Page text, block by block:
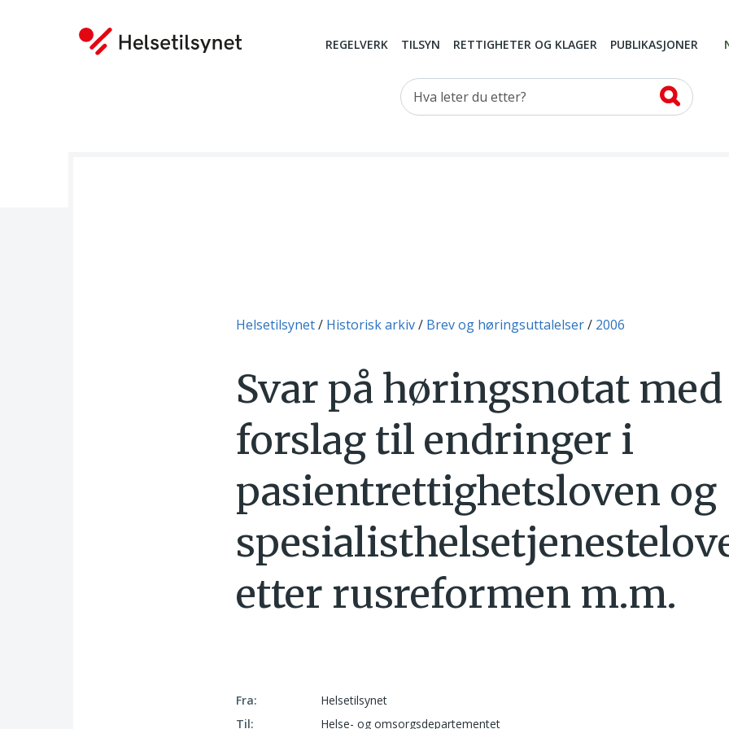
REGELVERK TILSYN RETTIGHETER OG KLAGER PUBLIKASJONER
Hva leter du etter?
Du er her:
Helsetilsynet Historisk arkiv Brev og høringsuttalelser 2006
Svar på høringsnotat med
forslag til endringer i
pasientrettighetsloven og
etter rusreformen m.m.
Fra:
Helsetilsynet
Til:
Helse- og omsorgsdepartementet